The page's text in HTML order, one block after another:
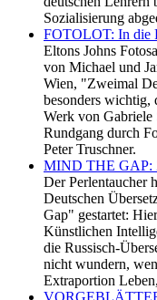
Sozialisierung
FOTOLOT: In die
Eltons Johns
von Michael und
Wien, "Zweimal
besonders wichtig,
Werk von
Rundgang durch
Peter Truschner.
MIND THE GAP:
Der Perlentaucher
Deutschen
Gap" gestartet:
Künstlichen
die Russisch-
nicht wundern,
Extraportion